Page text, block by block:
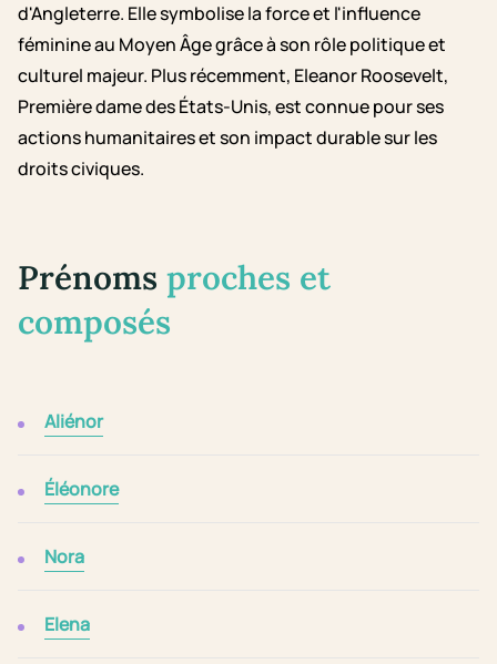
d'Angleterre. Elle symbolise la force et l'influence
féminine au Moyen Âge grâce à son rôle politique et
culturel majeur. Plus récemment, Eleanor Roosevelt,
Première dame des États-Unis, est connue pour ses
actions humanitaires et son impact durable sur les
droits civiques.
Prénoms proches et
composés
Aliénor
Éléonore
Nora
Elena